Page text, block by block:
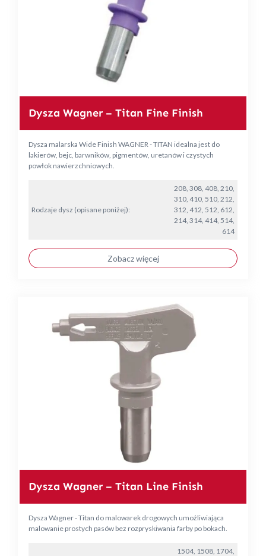
Dysza Wagner – Titan Fine Finish
Dysza malarska Wide Finish WAGNER - TITAN idealna jest do
lakierów, bejc, barwników, pigmentów, uretanów i czystych
powłok nawierzchniowych.
Rodzaje dysz (opisane poniżej):
208, 308, 408, 210,
310, 410, 510, 212,
312, 412, 512, 612,
214, 314, 414, 514,
614
Zobacz więcej
Dysza Wagner – Titan Line Finish
Dysza Wagner - Titan do malowarek drogowych umożliwiająca
malowanie prostych pasów bez rozpryskiwania farby po bokach.
1504, 1508, 1704,